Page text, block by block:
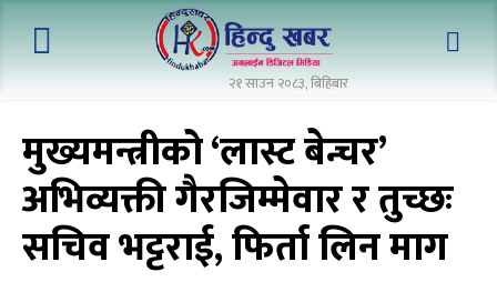
२१ साउन २०८३, बिहिबार
मुख्यमन्त्रीको ‘लास्ट बेन्चर’
अभिव्यक्ती गैरजिम्मेवार र तुच्छः
सचिव भट्टराई, फिर्ता लिन माग